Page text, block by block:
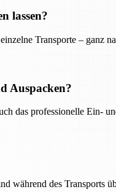
lassen?
Transporte – ganz
Auspacken?
das professionelle Ein-
während des Transports